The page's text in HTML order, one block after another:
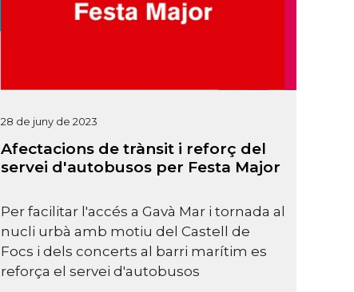
28 de juny de 2023
Afectacions de trànsit i reforç del
servei d'autobusos per Festa Major
Per facilitar l'accés a Gavà Mar i tornada al
nucli urbà amb motiu del Castell de
Focs i dels concerts al barri marítim es
reforça el servei d'autobusos